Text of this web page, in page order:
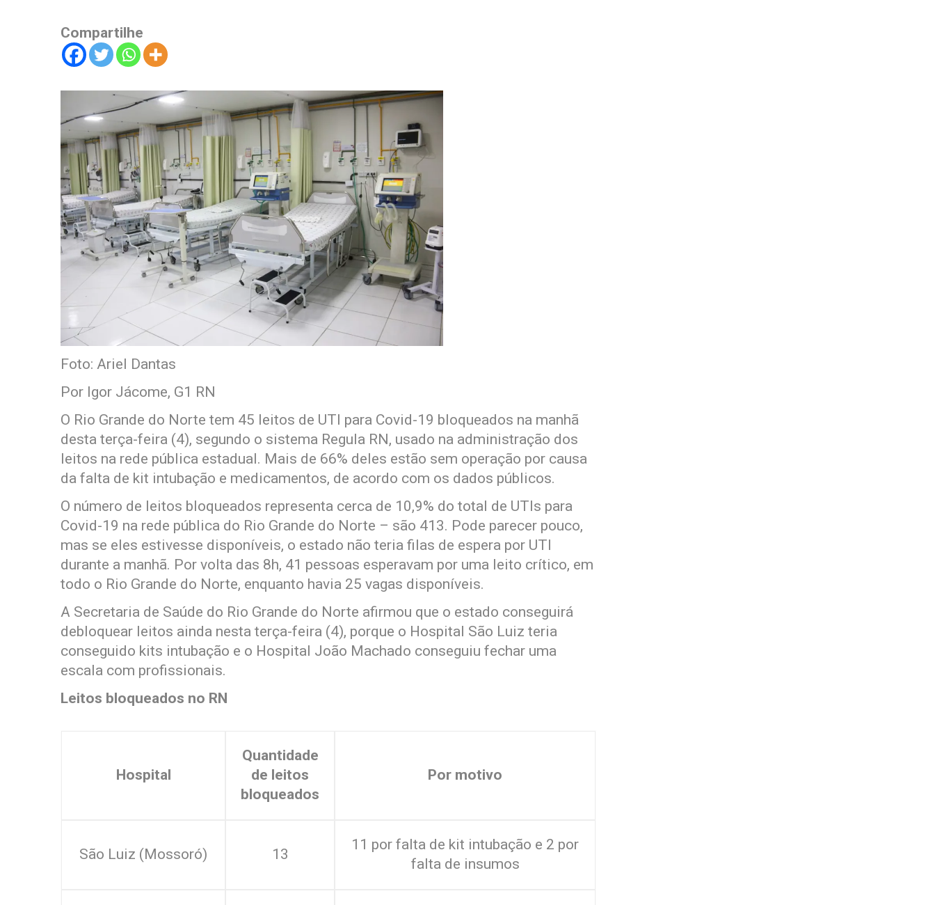
Compartilhe
Foto: Ariel Dantas
Por Igor Jácome, G1 RN
O Rio Grande do Norte tem 45 leitos de UTI para Covid-19 bloqueados na manhã
desta terça-feira (4), segundo o sistema Regula RN, usado na administração dos
leitos na rede pública estadual. Mais de 66% deles estão sem operação por causa
da falta de kit intubação e medicamentos, de acordo com os dados públicos.
O número de leitos bloqueados representa cerca de 10,9% do total de UTIs para
Covid-19 na rede pública do Rio Grande do Norte – são 413. Pode parecer pouco,
mas se eles estivesse disponíveis, o estado não teria filas de espera por UTI
durante a manhã. Por volta das 8h, 41 pessoas esperavam por uma leito crítico, em
todo o Rio Grande do Norte, enquanto havia 25 vagas disponíveis.
A Secretaria de Saúde do Rio Grande do Norte afirmou que o estado conseguirá
debloquear leitos ainda nesta terça-feira (4), porque o Hospital São Luiz teria
conseguido kits intubação e o Hospital João Machado conseguiu fechar uma
escala com profissionais.
Leitos bloqueados no RN
Hospital
Quantidade
de leitos
bloqueados
Por motivo
São Luiz (Mossoró) 13
11 por falta de kit intubação e 2 por
falta de insumos